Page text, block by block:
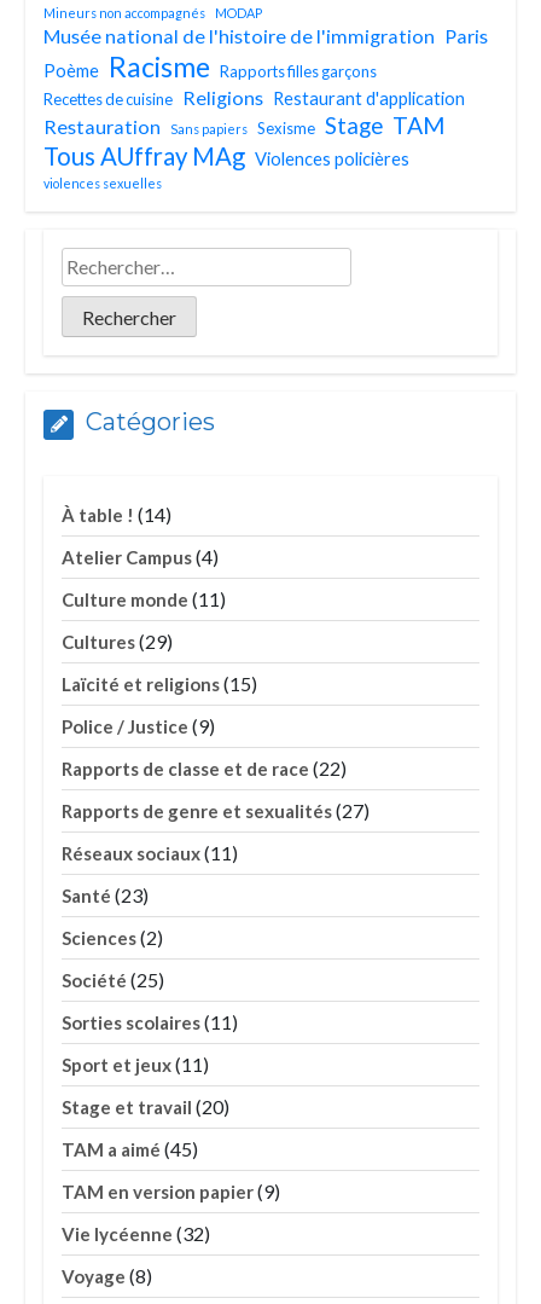
Mineurs non accompagnés MODAP
Musée national de l'histoire de l'immigration Paris
Poème Racisme Rapports filles garçons
Recettes de cuisine
Religions Restaurant d'application
Restauration Sans papiers Sexisme Stage TAM
Tous AUffray MAg Violences policières
violences sexuelles
Catégories
À table ! (14)
Atelier Campus(4)
Culture monde (11)
Cultures(29)
Laïcité et religions(15)
Police / Justice (9)
Rapports de classe et de race (22)
Rapports de genre et sexualités(27)
Réseaux sociaux(11)
Santé (23)
Sciences(2)
Société (25)
Sorties scolaires(11)
Sport et jeux(11)
Stage et travail (20)
TAM a aimé (45)
TAM en version papier(9)
Vie lycéenne (32)
Voyage (8)